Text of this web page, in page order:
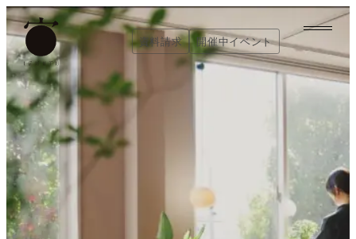
内
容
を
ス
キ
ッ
プ
資料請求
資料請求
開催中イベント
開催中イベント